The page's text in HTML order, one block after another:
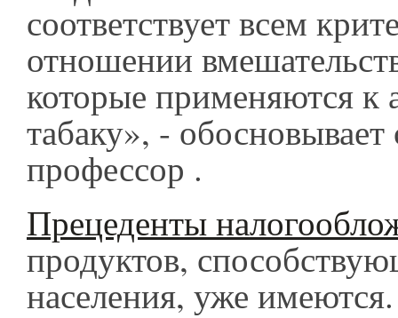
соответствует всем
отношении
которые применяются к
табаку», -
профессор .
Прецеденты
продуктов,
населения, уже